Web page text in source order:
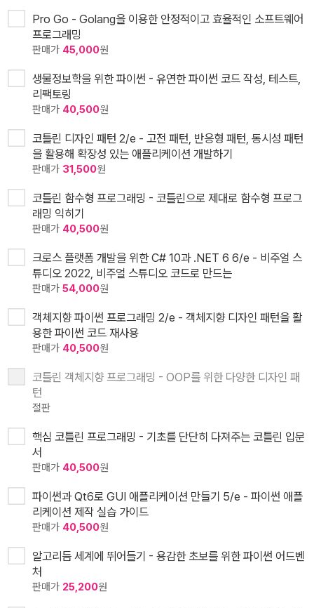
Pro Go - Golang을 이용한 안정적이고 효율적인 소프트웨어
프로그래밍
판매가 45,000원
생물정보학을 위한 파이썬 - 유연한 파이썬 코드 작성, 테스트,
리팩토링
판매가 40,500원
코틀린 디자인 패턴 2/e - 고전 패턴, 반응형 패턴, 동시성 패턴
을 활용해 확장성 있는 애플리케이션 개발하기
판매가 31,500원
코틀린 함수형 프로그래밍 - 코틀린으로 제대로 함수형 프로그
래밍 익히기
판매가 40,500원
크로스 플랫폼 개발을 위한 C# 10과 .NET 6 6/e - 비주얼 스
튜디오 2022, 비주얼 스튜디오 코드로 만드는
판매가 54,000원
객체지향 파이썬 프로그래밍 2/e - 객체지향 디자인 패턴을 활
용한 파이썬 코드 재사용
판매가 40,500원
코틀린 객체지향 프로그래밍 - OOP를 위한 다양한 디자인 패
턴
절판
핵심 코틀린 프로그래밍 - 기초를 단단히 다져주는 코틀린 입문
서
판매가 40,500원
파이썬과 Qt6로 GUI 애플리케이션 만들기 5/e - 파이썬 애플
리케이션 제작 실습 가이드
판매가 40,500원
알고리듬 세계에 뛰어들기 - 용감한 초보를 위한 파이썬 어드벤
처
판매가 25,200원